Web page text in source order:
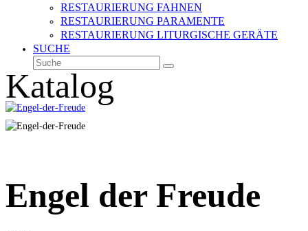
RESTAURIERUNG FAHNEN
RESTAURIERUNG PARAMENTE
RESTAURIERUNG LITURGISCHE GERÄTE
SUCHE
Suche
Senden
Katalog
Engel der Freude